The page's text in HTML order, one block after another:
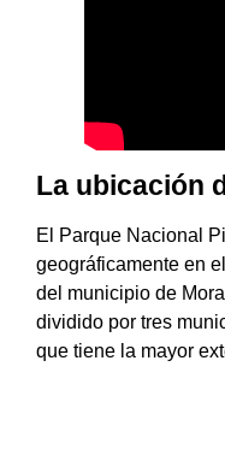
La ubicación
El Parque Nacional
geográficamente en
del municipio de
dividido por tres
que tiene la mayor